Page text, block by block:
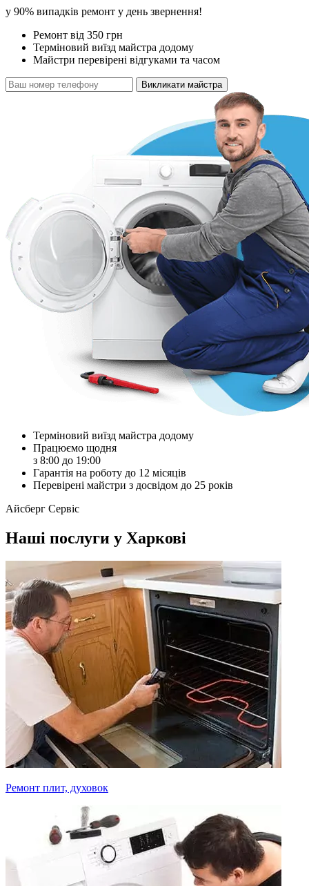
у 90% випадків ремонт у день звернення!
Ремонт від 350 грн
Терміновий виїзд майстра додому
Майстри перевірені відгуками та часом
Викликати майстра
Терміновий виїзд майстра додому
Працюємо щодня
з 8:00 до 19:00
Гарантія на роботу до 12 місяців
Перевірені майстри з досвідом до 25 років
Айсберг Сервіс
Наші послуги у Харкові
Ремонт плит, духовок